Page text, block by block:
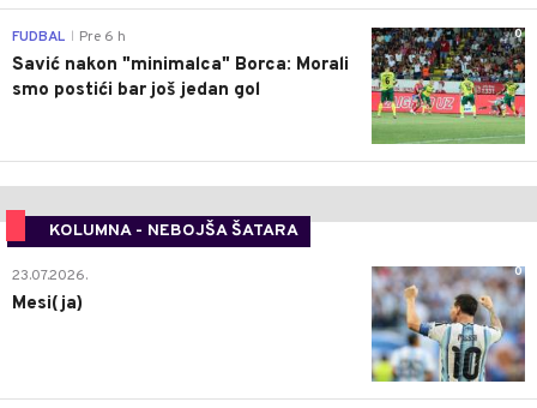
0
FUDBAL Pre 6 h
Savić nakon "minimalca" Borca: Morali
smo postići bar još jedan gol
KOLUMNA - NEBOJŠA ŠATARA
0
23.07.2026.
Mesi(ja)